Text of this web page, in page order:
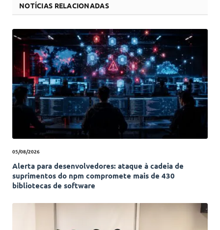
NOTÍCIAS RELACIONADAS
05/08/2026
Alerta para desenvolvedores: ataque à cadeia de
suprimentos do npm compromete mais de 430
bibliotecas de software